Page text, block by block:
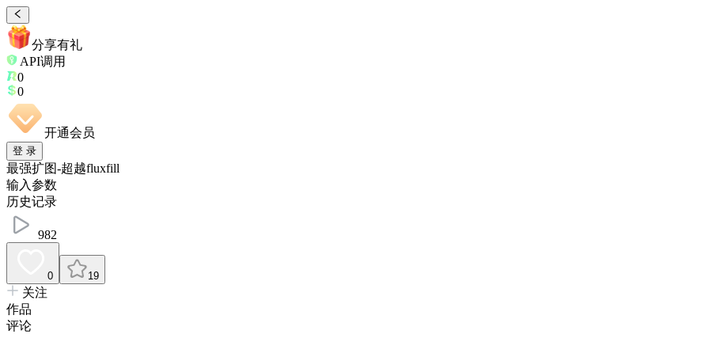
分享有礼
API调用
0
0
开通会员
登 录
最强扩图-超越fluxfill
输入参数
历史记录
982
0 19
关注
作品
评论